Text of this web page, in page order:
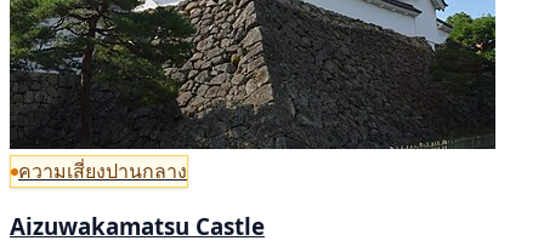
ความเสี่ยงปานกลาง
Aizuwakamatsu Castle